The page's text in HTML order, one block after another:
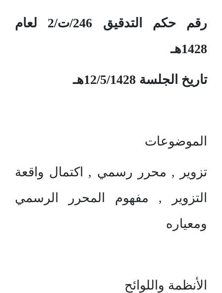
رقم حكم التدقيق 246/ت/2 لعام
1428هـ
تاريخ الجلسة 12/5/1428هـ
الموضوعات
تزوير , محرر رسمي , اكتمال واقعة
التزوير , مفهوم المحرر الرسمي
ومعياره
الأنظمة واللوائح